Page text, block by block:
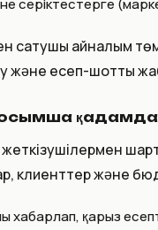
серіктестерге
айналым
және есеп-шотты
клиенттер және
хабарлап, қарыз